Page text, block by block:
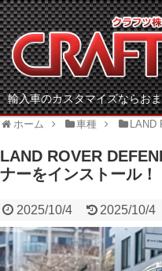
輸入車のカスタマイズならお
ホーム 車種 LAND
LAND ROVER
ナーをインストール！
2025/10/4 2025/10/4